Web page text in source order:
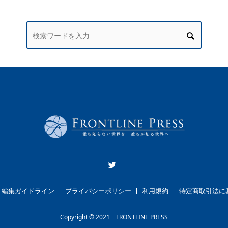
編集ガイドライン プライバシーポリシー 利用規約 特定商取引法に
Copyright © 2021 FRONTLINE PRESS